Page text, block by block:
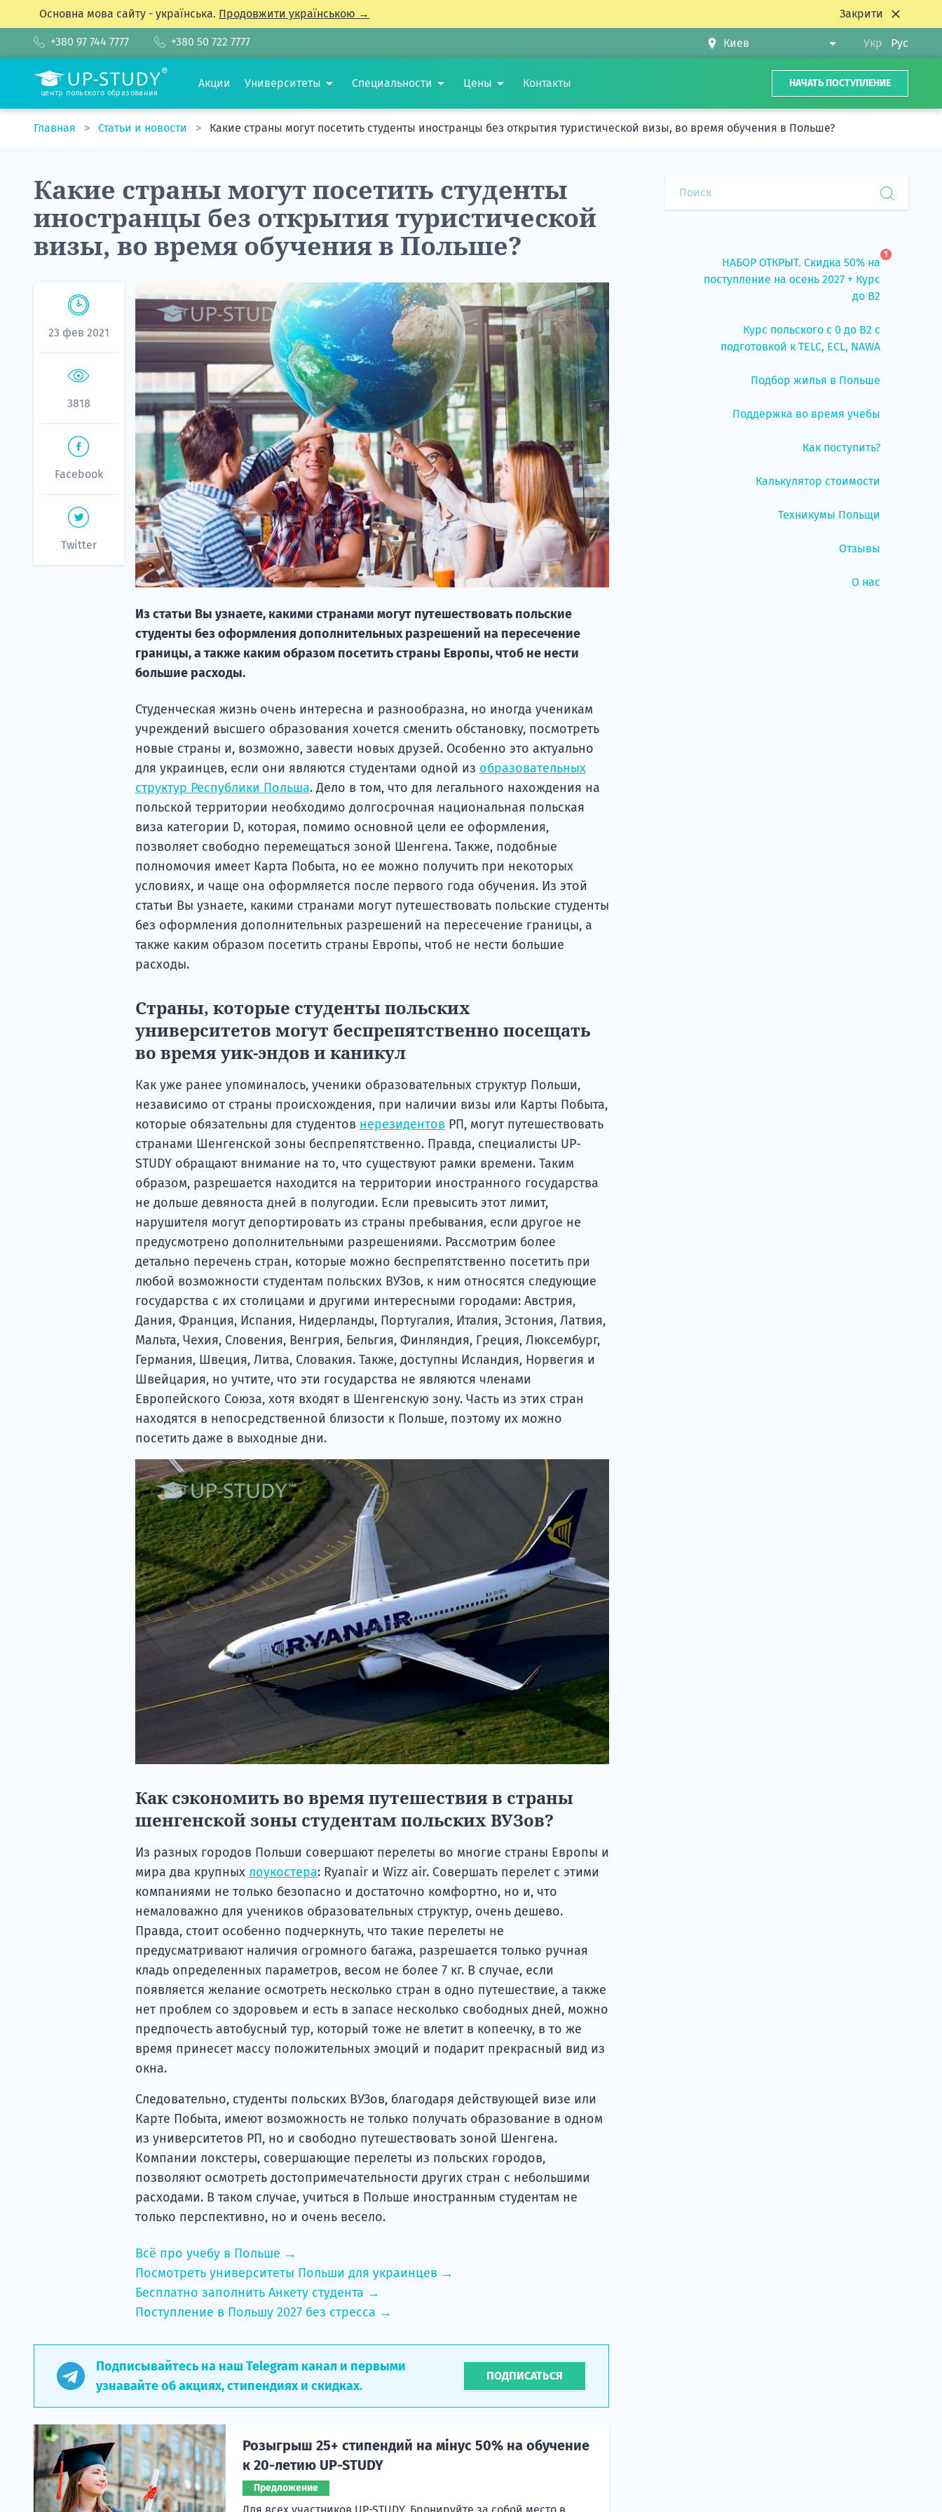
Основна мова сайту - українська. Продовжити українською → Закрити
+380 97 744 7777 +380 50 722 7777 Укр Рус
центр польского образования
Акции Университеты Специальности Цены Контакты НАЧАТЬ ПОСТУПЛЕНИЕ
Главная Статьи и новости Какие страны могут посетить студенты иностранцы без открытия туристической визы, во время обучения в Польше?
Какие страны могут посетить студенты
иностранцы без открытия туристической
визы, во время обучения в Польше?
23 фев 2021
3818
Facebook
Twitter
Из статьи Вы узнаете, какими странами могут путешествовать польские
студенты без оформления дополнительных разрешений на пересечение
границы, а также каким образом посетить страны Европы, чтоб не нести
большие расходы.
Студенческая жизнь очень интересна и разнообразна, но иногда ученикам
учреждений высшего образования хочется сменить обстановку, посмотреть
новые страны и, возможно, завести новых друзей. Особенно это актуально
для украинцев, если они являются студентами одной из образовательных
структур Республики Польша. Дело в том, что для легального нахождения на
польской территории необходимо долгосрочная национальная польская
виза категории D, которая, помимо основной цели ее оформления,
позволяет свободно перемещаться зоной Шенгена. Также, подобные
полномочия имеет Карта Побыта, но ее можно получить при некоторых
условиях, и чаще она оформляется после первого года обучения. Из этой
статьи Вы узнаете, какими странами могут путешествовать польские студенты
без оформления дополнительных разрешений на пересечение границы, а
также каким образом посетить страны Европы, чтоб не нести большие
расходы.
Страны, которые студенты польских
университетов могут беспрепятственно посещать
во время уик-эндов и каникул
Как уже ранее упоминалось, ученики образовательных структур Польши,
независимо от страны происхождения, при наличии визы или Карты Побыта,
которые обязательны для студентов нерезидентов РП, могут путешествовать
странами Шенгенской зоны беспрепятственно. Правда, специалисты UP-
STUDY обращают внимание на то, что существуют рамки времени. Таким
образом, разрешается находится на территории иностранного государства
не дольше девяноста дней в полугодии. Если превысить этот лимит,
нарушителя могут депортировать из страны пребывания, если другое не
предусмотрено дополнительными разрешениями. Рассмотрим более
детально перечень стран, которые можно беспрепятственно посетить при
любой возможности студентам польских ВУЗов, к ним относятся следующие
государства с их столицами и другими интересными городами: Австрия,
Дания, Франция, Испания, Нидерланды, Португалия, Италия, Эстония, Латвия,
Мальта, Чехия, Словения, Венгрия, Бельгия, Финляндия, Греция, Люксембург,
Германия, Швеция, Литва, Словакия. Также, доступны Исландия, Норвегия и
Швейцария, но учтите, что эти государства не являются членами
Европейского Союза, хотя входят в Шенгенскую зону. Часть из этих стран
находятся в непосредственной близости к Польше, поэтому их можно
посетить даже в выходные дни.
Как сэкономить во время путешествия в страны
шенгенской зоны студентам польских ВУЗов?
Из разных городов Польши совершают перелеты во многие страны Европы и
мира два крупных лоукостера: Ryanair и Wizz air. Совершать перелет с этими
компаниями не только безопасно и достаточно комфортно, но и, что
немаловажно для учеников образовательных структур, очень дешево.
Правда, стоит особенно подчеркнуть, что такие перелеты не
предусматривают наличия огромного багажа, разрешается только ручная
кладь определенных параметров, весом не более 7 кг. В случае, если
появляется желание осмотреть несколько стран в одно путешествие, а также
нет проблем со здоровьем и есть в запасе несколько свободных дней, можно
предпочесть автобусный тур, который тоже не влетит в копеечку, в то же
время принесет массу положительных эмоций и подарит прекрасный вид из
окна.
Следовательно, студенты польских ВУЗов, благодаря действующей визе или
Карте Побыта, имеют возможность не только получать образование в одном
из университетов РП, но и свободно путешествовать зоной Шенгена.
Компании локстеры, совершающие перелеты из польских городов,
позволяют осмотреть достопримечательности других стран с небольшими
расходами. В таком случае, учиться в Польше иностранным студентам не
только перспективно, но и очень весело.
Всё про учебу в Польше →
Посмотреть университеты Польши для украинцев →
Бесплатно заполнить Анкету студента →
Поступление в Польшу 2027 без стресса →
Подписывайтесь на наш Telegram канал и первыми
узнавайте об акциях, стипендиях и скидках.
ПОДПИСАТЬСЯ
Розыгрыш 25+ стипендий на мінус 50% на обучение
к 20-летию UP-STUDY
Предложение
Для всех участников UP-STUDY. Бронируйте за собой место в
НАБОР ОТКРЫТ. Скидка 50% на
поступление на осень 2027 + Курс
до B2
1
Курс польского с 0 до B2 с
подготовкой к TELC, ECL, NAWA
Подбор жилья в Польше
Поддержка во время учебы
Как поступить?
Калькулятор стоимости
Техникумы Польщи
Отзывы
О нас